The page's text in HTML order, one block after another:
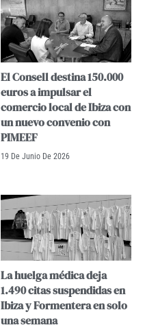
El Consell destina 150.000
euros a impulsar el
comercio local de Ibiza con
un nuevo convenio con
PIMEEF
19 De Junio De 2026
La huelga médica deja
1.490 citas suspendidas en
Ibiza y Formentera en solo
una semana